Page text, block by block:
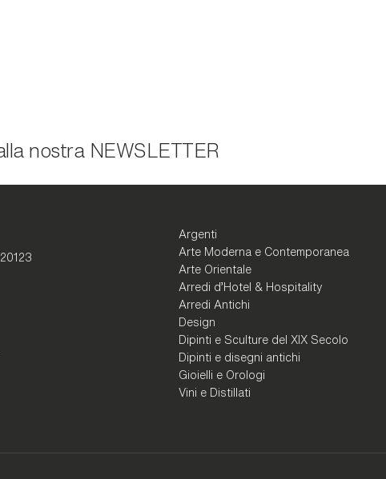
nostra NEWSLETTER
20123
Argenti
Arte Moderna e Contemporanea
Arte Orientale
Arredi d'Hotel & Hospitality
Arredi Antichi
Design
Dipinti e Sculture del XIX Secolo
Dipinti e disegni antichi
Gioielli e Orologi
Vini e Distillati